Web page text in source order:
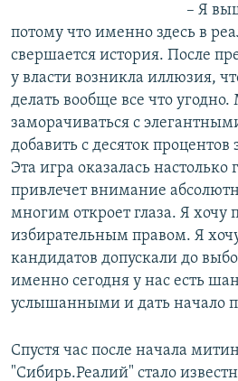
– Я
потому что именно здесь в
свершается история. После
у власти возникла иллюзия,
делать вообще все что
заморачиваться с
добавить с десяток процентов
Эта игра оказалась настолько
привлечет внимание
многим откроет глаза. Я хочу
избирательным правом. Я
кандидатов допускали до
именно сегодня у нас есть
услышанными и дать начало
Спустя час после начала
"Сибирь.Реалий" стало